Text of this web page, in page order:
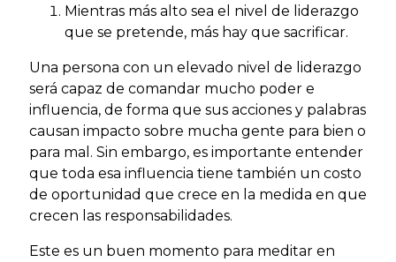
Mientras más alto sea el nivel de liderazgo
que se pretende, más hay que sacrificar.
Una persona con un elevado nivel de liderazgo
será capaz de comandar mucho poder e
influencia, de forma que sus acciones y palabras
causan impacto sobre mucha gente para bien o
para mal. Sin embargo, es importante entender
que toda esa influencia tiene también un costo
de oportunidad que crece en la medida en que
crecen las responsabilidades.
Este es un buen momento para meditar en